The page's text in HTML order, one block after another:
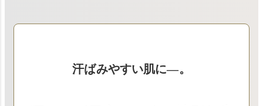
汗ばみやすい肌に―。